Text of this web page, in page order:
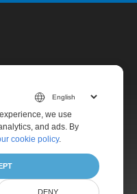
we use
and ads. By
cookie policy.
DENY